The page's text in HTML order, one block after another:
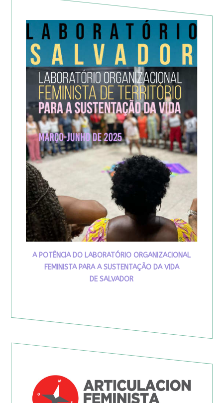
A POTÊNCIA DO LABORATÓRIO ORGANIZACIONAL
FEMINISTA PARA A SUSTENTAÇÃO DA VIDA
DE SALVADOR